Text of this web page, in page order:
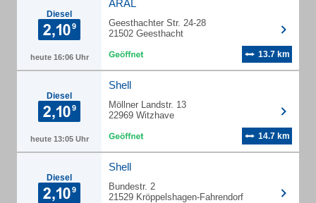
Diesel
heute 16:06 Uhr
ARAL
Geesthachter Str. 24-28
21502 Geesthacht
13.7 km
Diesel
heute 13:05 Uhr
Shell
Möllner Landstr. 13
22969 Witzhave
14.7 km
Diesel
Shell
Bundestr. 2
21529 Kröppelshagen-Fahrendorf